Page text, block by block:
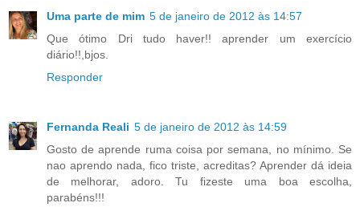
Uma parte de mim 5 de janeiro de 2012 às 14:57
Que ótimo Dri tudo haver!! aprender um exercício
diário!!,bjos.
Responder
Fernanda Reali 5 de janeiro de 2012 às 14:59
Gosto de aprende ruma coisa por semana, no mínimo. Se
nao aprendo nada, fico triste, acreditas? Aprender dá ideia
de melhorar, adoro. Tu fizeste uma boa escolha,
parabéns!!!